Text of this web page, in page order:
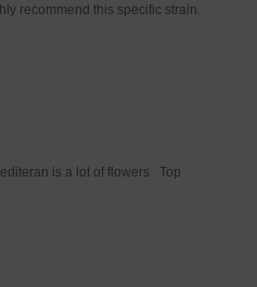
recommend this specific strain.
is a lot of flowers . Top